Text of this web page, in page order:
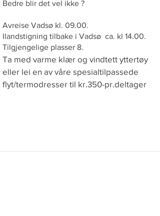
Bedre blir det vel ikke ?
Avreise Vadsø kl. 09.00.
Ilandstigning tilbake i Vadsø ca. kl 14.00.
Tilgjengelige plasser 8.
Ta med varme klær og vindtett yttertøy
eller lei en av våre spesialtilpassede
flyt/termodresser til kr.350-pr.deltager